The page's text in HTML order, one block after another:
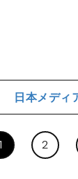
日本メディ
1 2